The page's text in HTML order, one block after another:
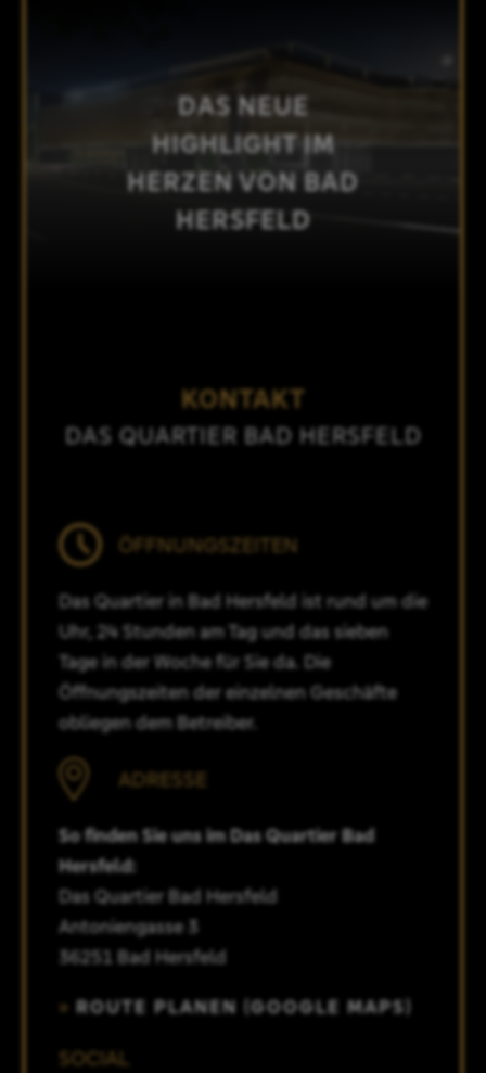
DAS NEUE
HIGHLIGHT IM
HERZEN VON BAD
HERSFELD
KONTAKT
DAS QUARTIER BAD HERSFELD
ÖFFNUNGSZEITEN
Das Quartier in Bad Hersfeld ist rund um die
Uhr, 24 Stunden am Tag und das sieben
Tage in der Woche für Sie da. Die
Öffnungszeiten der einzelnen Geschäfte
obliegen dem Betreiber.
ADRESSE
So finden Sie uns im Das Quartier Bad
Hersfeld:
Das Quartier Bad Hersfeld
Antoniengasse 3
36251 Bad Hersfeld
ROUTE PLANEN (GOOGLE MAPS)
SOCIAL